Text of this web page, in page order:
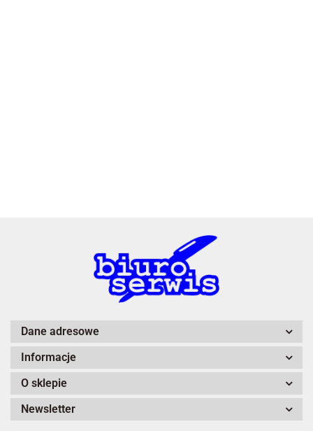
A4 Tech
Dane adresowe
Informacje
O sklepie
Newsletter